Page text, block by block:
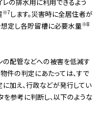
の排水用に利用できるよう
※7 します。災害時に全居住者が
定し各貯留槽に必要水量※8
の配管などへの被害を低減す
件の判定にあたっては、すで
加え、行政などが発行してい
参考に判断し、以下のような